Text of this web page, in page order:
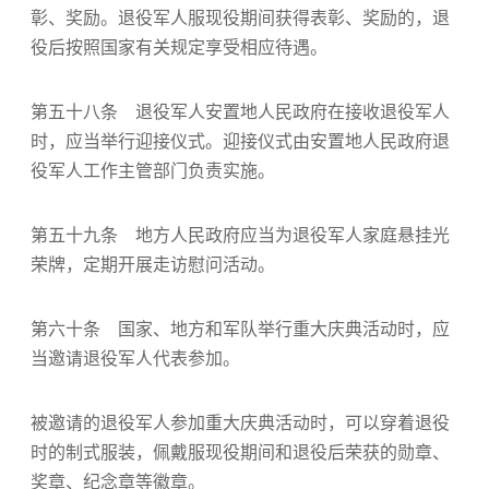
彰、奖励。退役军人服现役期间获得表彰、奖励的，退
役后按照国家有关规定享受相应待遇。
第五十八条 退役军人安置地人民政府在接收退役军人
时，应当举行迎接仪式。迎接仪式由安置地人民政府退
役军人工作主管部门负责实施。
第五十九条 地方人民政府应当为退役军人家庭悬挂光
荣牌，定期开展走访慰问活动。
第六十条 国家、地方和军队举行重大庆典活动时，应
当邀请退役军人代表参加。
被邀请的退役军人参加重大庆典活动时，可以穿着退役
时的制式服装，佩戴服现役期间和退役后荣获的勋章、
奖章、纪念章等徽章。